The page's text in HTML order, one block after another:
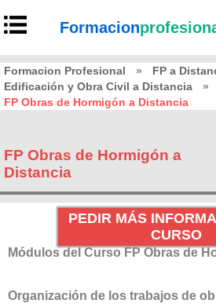
Formacion
Formacion Profesional » FP a
Edificación y Obra Civil a Distancia
»
FP Obras de Hormigón a Distancia
FP Obras de Hormigón a
Distancia
PEDIR MÁS
CURSO
Módulos del Curso FP Obras de
Organización de los trabajos de